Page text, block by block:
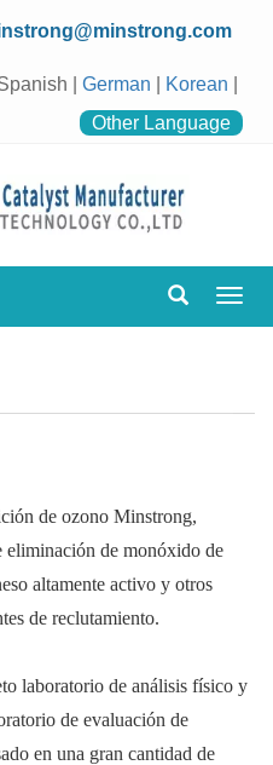
| German Korean
Other Language
de ozono Minstrong,
de monóxido de
altamente activo y otros
de reclutamiento.
laboratorio de análisis físico y
de evaluación de
en una gran cantidad de